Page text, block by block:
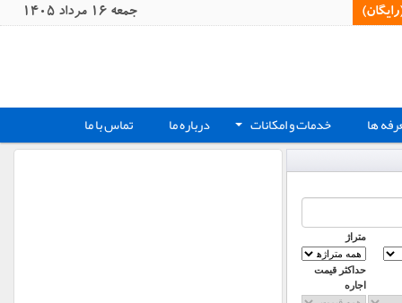
جمعه 16 مرداد 1405
ها + خدمات و امکانات درباره ما تماس با ما
متراژ
حداکثر قیمت
اجاره